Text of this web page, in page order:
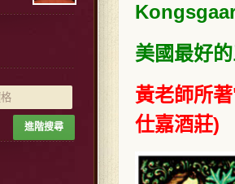
進階搜尋
美國最好
黃老師所
仕嘉酒莊)